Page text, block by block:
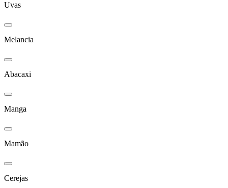
Uvas
Melancia
Abacaxi
Manga
Mamão
Cerejas